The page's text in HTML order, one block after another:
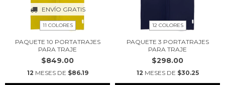
ENVÍO GRATIS
11 COLORES
PAQUETE 10 PORTATRAJES
PARA TRAJE
$849.00
12 MESES DE $86.19
12 COLORES
PAQUETE 3 PORTATRAJES
PARA TRAJE
$298.00
12 MESES DE $30.25